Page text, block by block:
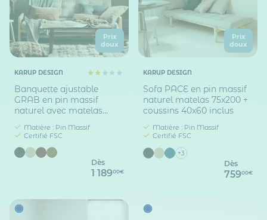
Prix
doux
KARUP DESIGN
Banquette ajustable
GRAB en pin massif
naturel avec matelas
Matière : Pin Massif
Certifié FSC
Dès
1 18900€
Prix
doux
KARUP DESIGN
Sofa PACE en pin massif
naturel matelas 75x200 +
coussins 40x60 inclus
Matière : Pin Massif
Certifié FSC
+3
Dès
75900€